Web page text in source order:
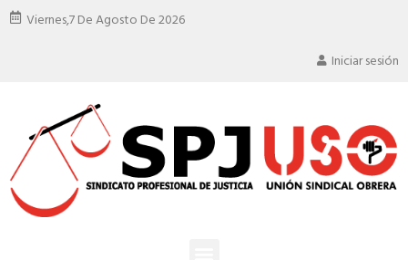
Viernes,7 De Agosto De 2026
Iniciar sesión